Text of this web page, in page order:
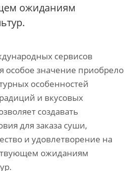
ожиданиям
сервисов
особое значение приобрело
особенностей
и вкусовых
создавать
для заказа суши,
и удовлетворение на
ожиданиям